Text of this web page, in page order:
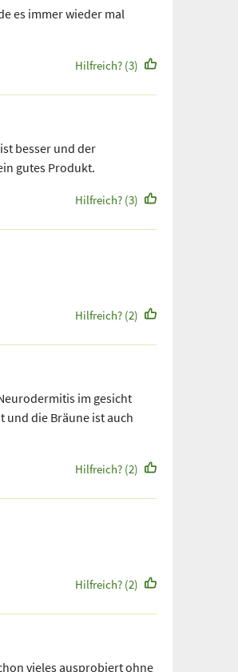
es immer wieder mal
Hilfreich? (3)
besser und der
gutes Produkt.
Hilfreich? (3)
Hilfreich? (2)
im gesicht
und die Bräune ist auch
Hilfreich? (2)
Hilfreich? (2)
vieles ausprobiert ohne